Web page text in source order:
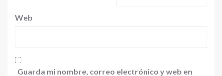
Web
Guarda mi nombre, correo electrónico y web en